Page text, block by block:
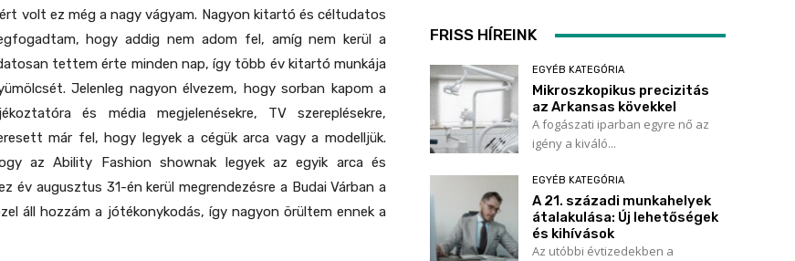
volt ez még a nagy vágyam. Nagyon kitartó és céltudatos
hogy addig nem adom fel, amíg nem kerül a
tettem érte minden nap, így több év kitartó munkája
Jelenleg nagyon élvezem, hogy sorban kapom a
és média megjelenésekre, TV szereplésekre,
már fel, hogy legyek a cégük arca vagy a modelljük.
az Ability Fashion shownak legyek az egyik arca és
év augusztus 31-én kerül megrendezésre a Budai Várban a
áll hozzám a jótékonykodás, így nagyon örültem ennek a
FRISS HÍREINK
EGYÉB KATEGÓRIA
Mikroszkopikus precizitás
az Arkansas kövekkel
A fogászati iparban egyre nő az
igény a kiváló...
EGYÉB KATEGÓRIA
A 21. századi munkahelyek
átalakulása: Új lehetőségek
és kihívások
Az utóbbi évtizedekben a